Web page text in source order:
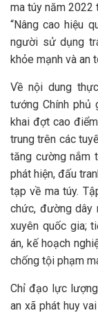
ma túy năm 2022
“Nâng cao hiệu
người sử dụng
khỏe mạnh và an
Về nội dung
tướng Chính phủ
khai đợt cao
trung trên các
tăng cường nắm
phát hiện, đấu
tạp về ma túy.
chức, đường dây
xuyên quốc gia;
án, kế hoạch
chống tội phạm
Chỉ đạo lực
an xã phát huy